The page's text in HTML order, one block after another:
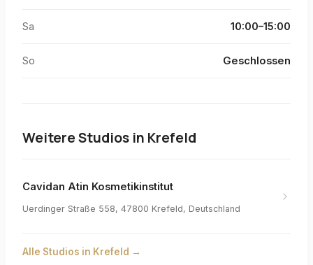
Sa 10:00–15:00
So Geschlossen
Weitere Studios in Krefeld
Cavidan Atin Kosmetikinstitut
Uerdinger Straße 558, 47800 Krefeld, Deutschland
Alle Studios in Krefeld →